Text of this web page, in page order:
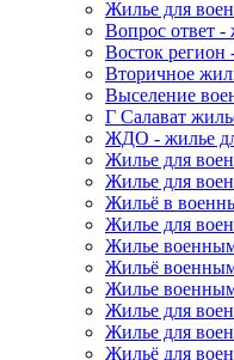
Жилье для
Вопрос ответ
Восток
Вторичное
Выселение
Г Салават
ЖДО - жилье
Жилье для
Жилье для
Жильё в
Жилье для
Жилье
Жильё
Жилье военным
Жилье для
Жилье для
Жильё для